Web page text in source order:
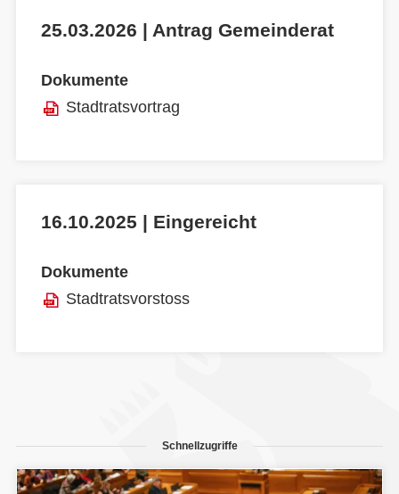
25.03.2026 | Antrag Gemeinderat
Dokumente
Stadtratsvortrag
16.10.2025 | Eingereicht
Dokumente
Stadtratsvorstoss
Schnellzugriffe